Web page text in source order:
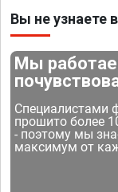
Вы не узнаете
Мы
Специалистами
прошито более
- поэтому мы
максимум от